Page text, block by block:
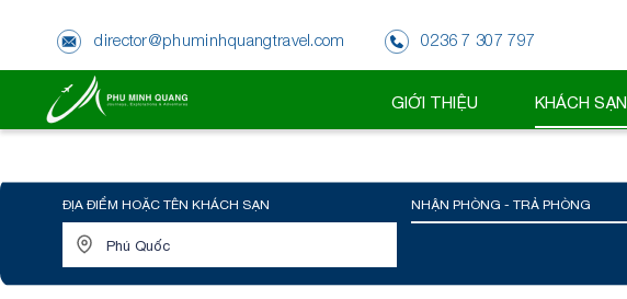
director@phuminhquangtravel.com 0236 7 307 797
GIỚI THIỆU KHÁCH SẠN
ĐỊA ĐIỂM HOẶC TÊN KHÁCH SẠN NHẬN PHÒNG - TRẢ PHÒNG